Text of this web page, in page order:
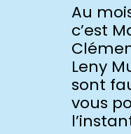
Au
c’est
Leny
sont
vous